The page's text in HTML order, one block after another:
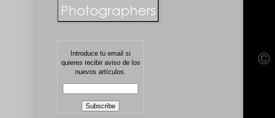
Introduce tu email si
quieres recibir aviso de los
nuevos artículos.